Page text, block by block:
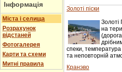
Інформація
Міста і селища
Розрахунок
відстаней
Фотогалерея
Карти та схеми
Митні правила
Золоті піски
Золоті
на
спеки,
та неповторній
Кранэво